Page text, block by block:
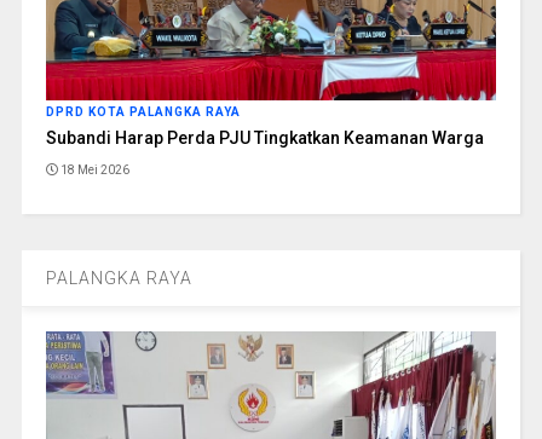
DPRD KOTA PALANGKA RAYA
Subandi Harap Perda PJU Tingkatkan Keamanan Warga
18 Mei 2026
PALANGKA RAYA